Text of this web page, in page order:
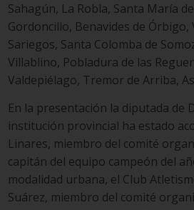
Sahagún, La Robla, Santa María
Gordoncillo, Benavides de Órbigo,
Sariegos, Santa Colomba de
Villablino, Pobladura de las
Valdepiélago, Tremor de Arriba,
En la presentación la diputada de
institución provincial ha estado
Linares, miembro del comité
capitán del equipo campeón del
modalidad urbana, el Club
Suárez, miembro del comité